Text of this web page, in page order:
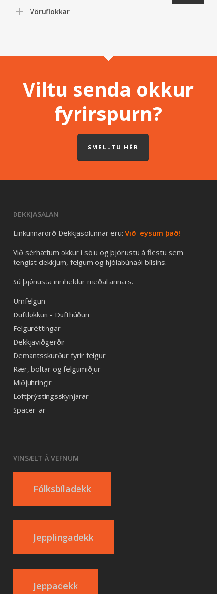
Vöruflokkar
Viltu senda okkur
fyrirspurn?
SMELLTU HÉR
DEKKJASALAN
Einkunnarorð Dekkjasölunnar eru: Við leysum það!
Við sérhæfum okkur í sölu og þjónustu á flestu sem
tengist dekkjum, felgum og hjólabúnaði bílsins.
Sú þjónusta inniheldur meðal annars:
Umfelgun
Duftlökkun - Dufthúðun
Felguréttingar
Dekkjaviðgerðir
Demantsskurður fyrir felgur
Rær, boltar og felgumiðjur
Miðjuhringir
Loftþrýstingsskynjarar
Spacer-ar
VINSÆLT Á VEFNUM
Fólksbíladekk
Jepplingadekk
Jeppadekk